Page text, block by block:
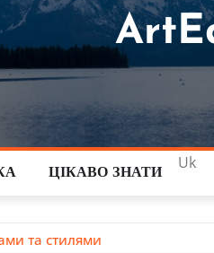
ЦІКАВО ЗНАТИ
Uk
та стилями